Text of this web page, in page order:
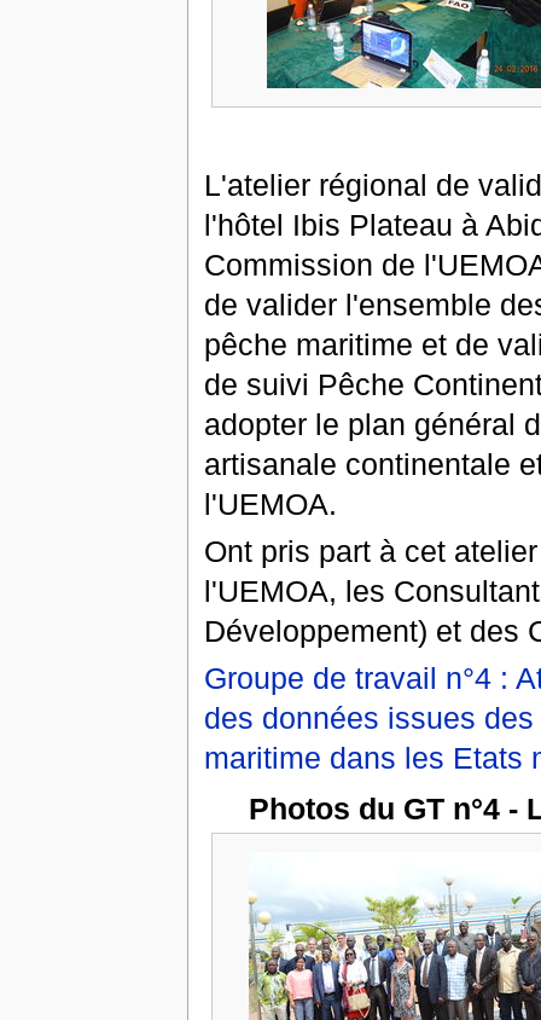
L'atelier régional de
l'hôtel Ibis Plateau à
Commission de
de valider l'ensemble
pêche maritime et de
de suivi Pêche
adopter le plan général
artisanale continentale
l'UEMOA.
Ont pris part à cet
l'UEMOA, les
Développement) et des
Groupe de travail n°4 :
des données issues
maritime dans les Etats
Photos du GT n°4 -